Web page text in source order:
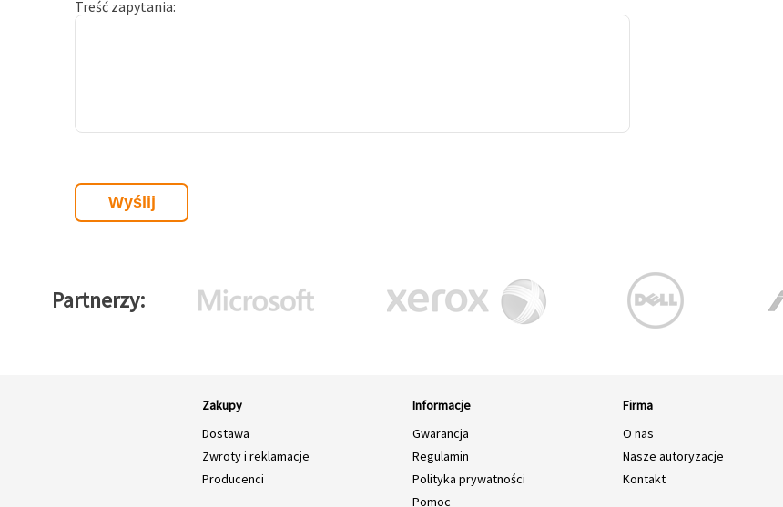
Treść zapytania
Partnerzy
Zakupy
Dostawa
Zwroty i reklamacje
Producenci
Informacje
Gwarancja
Regulamin
Polityka prywatności
Pomoc
Firma
O nas
Nasze autoryzacje
Kontakt